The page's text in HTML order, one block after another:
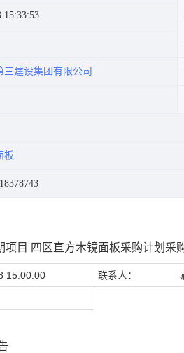
15:33:53
三建设集团有限公司
板
项目 四区直方木镜面板采购计划采
15:00:00 联系人：